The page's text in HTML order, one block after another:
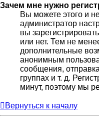
Зачем мне нужно
Вы можете этого и
администратор
вы
или нет. Тем не
дополнительные
анонимным
сообщения,
группах и т. д.
минут, поэтому мы
Вернуться к началу